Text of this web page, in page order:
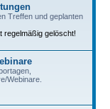
Treffen und geplanten
regelmäßig gelöscht!
Webinare.